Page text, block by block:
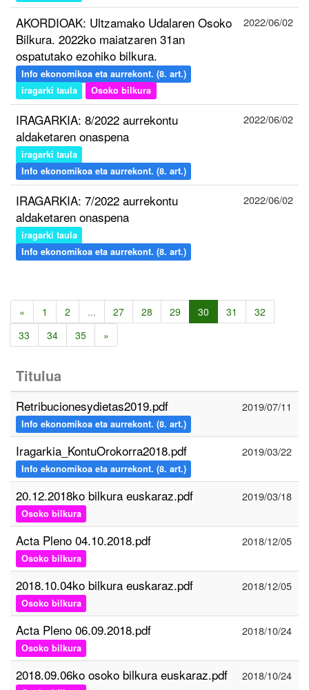
AKORDIOAK: Ultzamako Udalaren Osoko
Bilkura. 2022ko maiatzaren 31an
ospatutako ezohiko bilkura.
Info ekonomikoa eta aurrekont. (8. art.)
iragarki taula
Osoko bilkura
2022/06/02
IRAGARKIA: 8/2022 aurrekontu
aldaketaren onaspena
iragarki taula
Info ekonomikoa eta aurrekont. (8. art.)
2022/06/02
IRAGARKIA: 7/2022 aurrekontu
aldaketaren onaspena
iragarki taula
Info ekonomikoa eta aurrekont. (8. art.)
2022/06/02
« 1 2 ... 27 28 29 30 31
32
33
34 35 »
Titulua
Retribucionesydietas2019.pdf
Info ekonomikoa eta aurrekont. (8. art.)
2019/07/11
Iragarkia_KontuOrokorra2018.pdf
Info ekonomikoa eta aurrekont. (8. art.)
2019/03/22
20.12.2018ko bilkura euskaraz.pdf
Osoko bilkura
2019/03/18
Acta Pleno 04.10.2018.pdf
Osoko bilkura
2018/12/05
2018.10.04ko bilkura euskaraz.pdf
Osoko bilkura
2018/12/05
Acta Pleno 06.09.2018.pdf
Osoko bilkura
2018/10/24
2018.09.06ko osoko bilkura euskaraz.pdf 2018/10/24